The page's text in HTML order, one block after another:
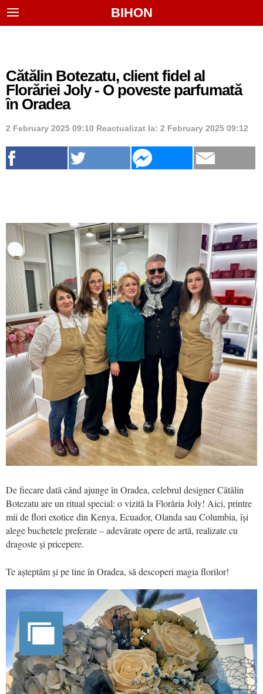
BIHON
Cătălin Botezatu, client fidel al
Florăriei Joly - O poveste parfumată
în Oradea
2 February 2025 09:10 Reactualizat la: 2 February 2025 09:12
De fiecare dată când ajunge în Oradea, celebrul designer Cătălin
Botezatu are un ritual special: o vizită la Florăria Joly! Aici, printre
mii de flori exotice din Kenya, Ecuador, Olanda sau Columbia, își
alege buchetele preferate – adevărate opere de artă, realizate cu
dragoste și pricepere.
Te așteptăm și pe tine în Oradea, să descoperi magia florilor!